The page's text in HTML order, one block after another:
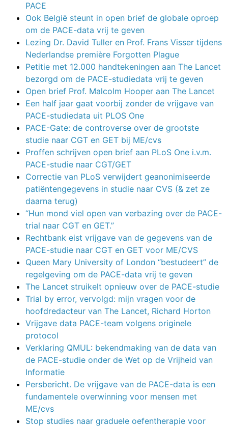
PACE
Ook België steunt in open brief de globale oproep
om de PACE-data vrij te geven
Lezing Dr. David Tuller en Prof. Frans Visser tijdens
Nederlandse première Forgotten Plague
Petitie met 12.000 handtekeningen aan The Lancet
bezorgd om de PACE-studiedata vrij te geven
Open brief Prof. Malcolm Hooper aan The Lancet
Een half jaar gaat voorbij zonder de vrijgave van
PACE-studiedata uit PLOS One
PACE-Gate: de controverse over de grootste
studie naar CGT en GET bij ME/cvs
Proffen schrijven open brief aan PLoS One i.v.m.
PACE-studie naar CGT/GET
Correctie van PLoS verwijdert geanonimiseerde
patiëntengegevens in studie naar CVS (& zet ze
daarna terug)
“Hun mond viel open van verbazing over de PACE-
trial naar CGT en GET.”
Rechtbank eist vrijgave van de gegevens van de
PACE-studie naar CGT en GET voor ME/CVS
Queen Mary University of London “bestudeert” de
regelgeving om de PACE-data vrij te geven
The Lancet struikelt opnieuw over de PACE-studie
Trial by error, vervolgd: mijn vragen voor de
hoofdredacteur van The Lancet, Richard Horton
Vrijgave data PACE-team volgens originele
protocol
Verklaring QMUL: bekendmaking van de data van
de PACE-studie onder de Wet op de Vrijheid van
Informatie
Persbericht. De vrijgave van de PACE-data is een
fundamentele overwinning voor mensen met
ME/cvs
Stop studies naar graduele oefentherapie voor